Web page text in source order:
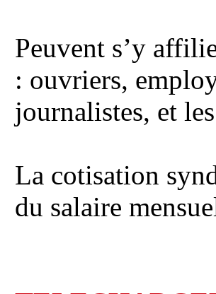
Peuvent s’y
: ouvriers,
journalistes, et
La cotisation
du salaire